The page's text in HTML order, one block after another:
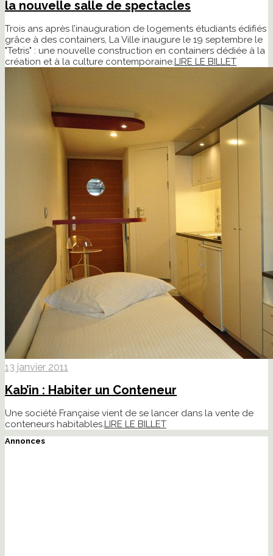
la nouvelle salle de spectacles
Trois ans après l’inauguration de logements étudiants édifiés
grâce à des containers, La Ville inaugure le 19 septembre le
"Tetris" : une nouvelle construction en containers dédiée à la
création et à la culture contemporaine.LIRE LE BILLET
13 janvier 2011
Kab’in : Habiter un Conteneur
Une société Française vient de se lancer dans la vente de
conteneurs habitables.LIRE LE BILLET
Annonces